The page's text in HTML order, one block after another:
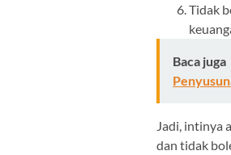
Tidak
Baca juga
Jadi, intinya
dan tidak